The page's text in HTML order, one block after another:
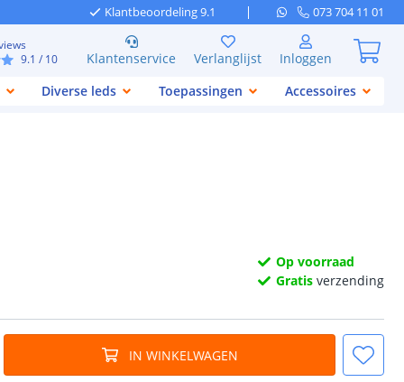
Klantbeoordeling 9.1 073 704 11 01
9.1 / 10 Klantenservice Verlanglijst
Inloggen
Diverse leds Toepassingen Accessoires
Op voorraad
Gratis verzending
IN WINKELWAGEN